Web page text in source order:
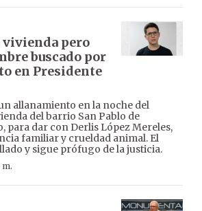
pero
buscado por
en Presidente
allanamiento en la noche del
del barrio San Pablo de
para dar con Derlis López Mereles,
familiar y crueldad animal. El
y sigue prófugo de la justicia.
m.